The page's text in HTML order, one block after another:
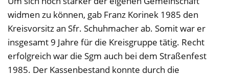
widmen zu können, gab Franz Korinek 1985 den
Kreisvorsitz an Sfr. Schuhmacher ab. Somit war er
insgesamt 9 Jahre für die Kreisgruppe tätig. Recht
erfolgreich war die Sgm auch bei dem Straßenfest
1985. Der Kassenbestand konnte durch die